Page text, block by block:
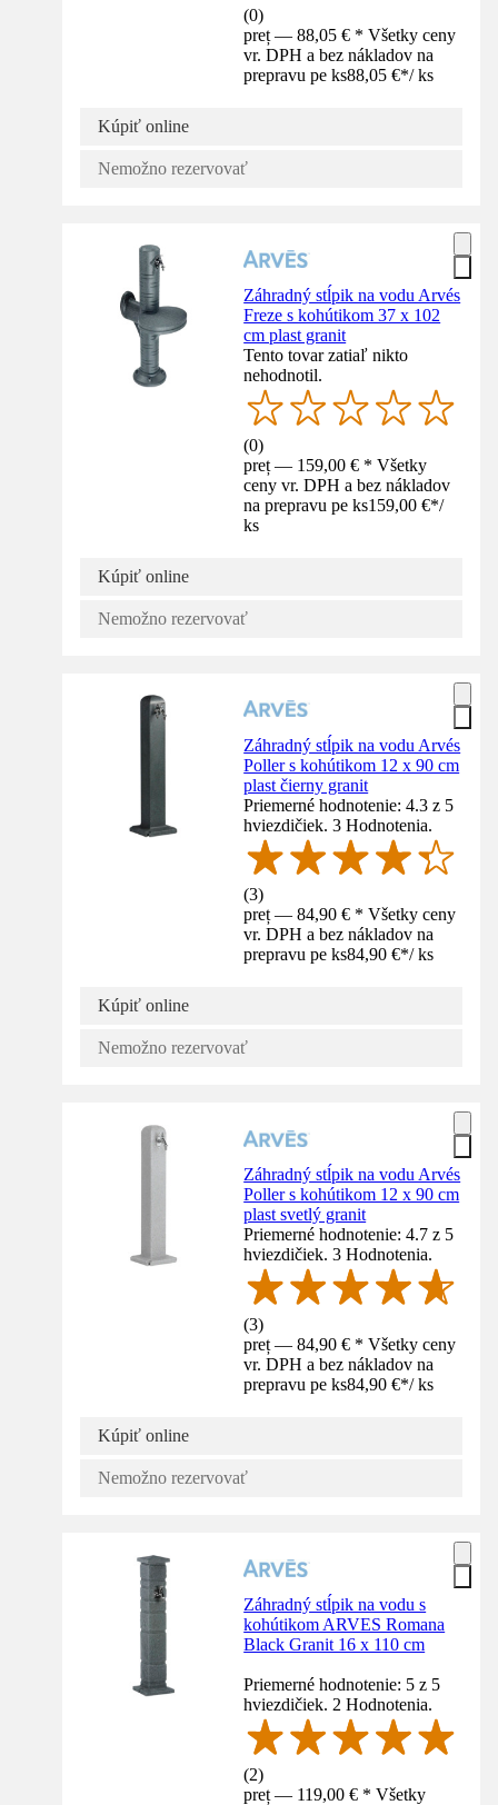
(0)
preț — 88,05 € * Všetky ceny
vr. DPH a bez nákladov na
prepravu pe ks88,05 €*/ ks
Kúpiť online
Nemožno rezervovať
Záhradný stĺpik na vodu Arvés
Freze s kohútikom 37 x 102
cm plast granit
Tento tovar zatiaľ nikto
nehodnotil.
(0)
preț — 159,00 € * Všetky
ceny vr. DPH a bez nákladov
na prepravu pe ks159,00 €*/
ks
Kúpiť online
Nemožno rezervovať
Záhradný stĺpik na vodu Arvés
Poller s kohútikom 12 x 90 cm
plast čierny granit
Priemerné hodnotenie: 4.3 z 5
hviezdičiek. 3 Hodnotenia.
(3)
preț — 84,90 € * Všetky ceny
vr. DPH a bez nákladov na
prepravu pe ks84,90 €*/ ks
Kúpiť online
Nemožno rezervovať
Záhradný stĺpik na vodu Arvés
Poller s kohútikom 12 x 90 cm
plast svetlý granit
Priemerné hodnotenie: 4.7 z 5
hviezdičiek. 3 Hodnotenia.
(3)
preț — 84,90 € * Všetky ceny
vr. DPH a bez nákladov na
prepravu pe ks84,90 €*/ ks
Kúpiť online
Nemožno rezervovať
Záhradný stĺpik na vodu s
kohútikom ARVES Romana
Black Granit 16 x 110 cm
Priemerné hodnotenie: 5 z 5
hviezdičiek. 2 Hodnotenia.
(2)
preț — 119,00 € * Všetky